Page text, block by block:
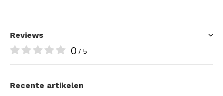
Reviews
0 / 5
Recente artikelen